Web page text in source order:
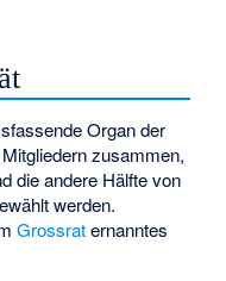
Organ der
zusammen,
die andere Hälfte von
werden.
Grossraternanntes